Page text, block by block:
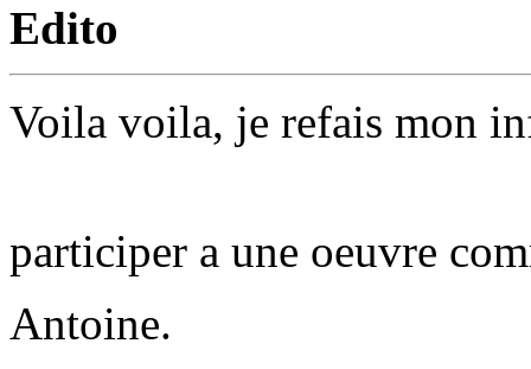
Edito
Voila voila, je refais mon
participer a une oeuvre
Antoine.